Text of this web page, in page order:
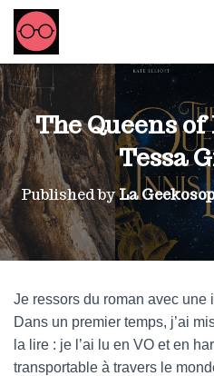
The Queens
Tessa
Published byLa
Je ressors du roman avec une
Dans un premier temps, j’ai
la lire : je l’ai lu en VO et en
transportable à travers le